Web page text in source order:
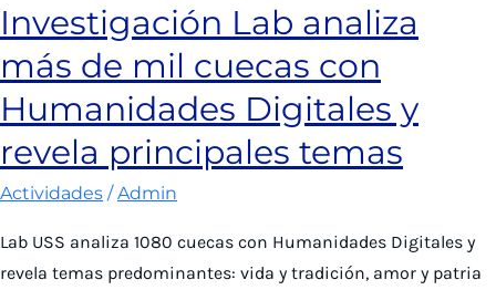
difusión
sobre
usos
innovadores
de
las
Digitales
Investigación Lab analiza
más de mil cuecas con
Humanidades Digitales y
revela principales temas
Actividades /Admin
Lab USS analiza 1080 cuecas con Humanidades Digitales y
revela temas predominantes: vida y tradición, amor y patria